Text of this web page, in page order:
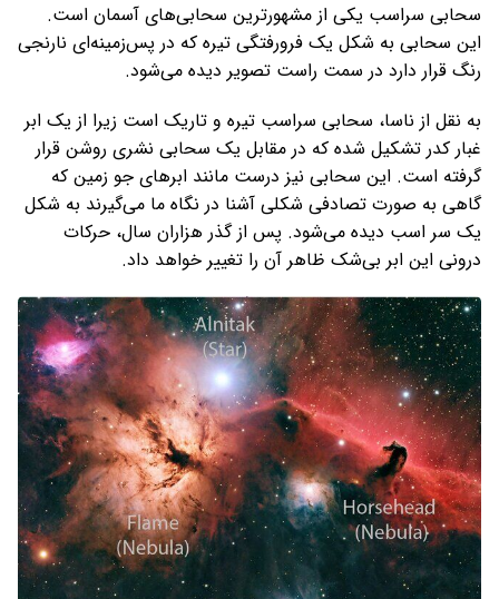
سحابی سراسب یکی از مشهورترین سحابی‌های آسمان است.
این سحابی به شکل یک فرورفتگی تیره که در پس‌زمینه‌ای نارنجی
‌رنگ قرار دارد در سمت راست تصویر دیده می‌شود.
به نقل از ناسا، سحابی سراسب تیره و تاریک است زیرا از یک ابر
غبار کدر تشکیل شده که در مقابل یک سحابی نشری روشن قرار
گرفته است. این سحابی نیز درست مانند ابرهای جو زمین که
گاهی به صورت تصادفی شکلی آشنا در نگاه ما می‌گیرند به شکل
یک سر اسب دیده می‌شود. پس از گذر هزاران سال، حرکات
درونی این ابر بی‌شک ظاهر آن را تغییر خواهد داد.